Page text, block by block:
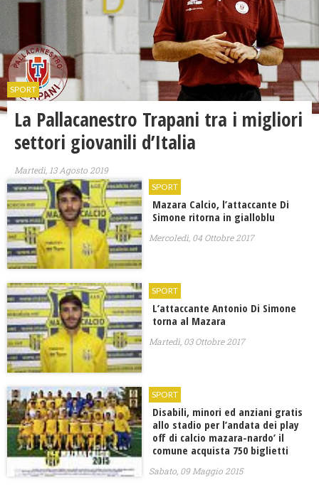
SPORT
La Pallacanestro Trapani tra i migliori
settori giovanili d’Italia
Martedì, 13 Agosto 2019
SPORT
Mazara Calcio, l’attaccante Di
Simone ritorna in gialloblu
Mercoledì, 04 Ottobre 2017
SPORT
L’attaccante Antonio Di Simone
torna al Mazara
Martedì, 03 Ottobre 2017
SPORT
Disabili, minori ed anziani gratis
allo stadio per l’andata dei play
off di calcio mazara-nardo’ il
comune acquista 750 biglietti
Sabato, 09 Maggio 2015